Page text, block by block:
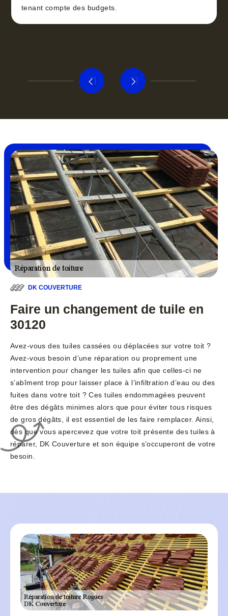
tenant compte des budgets.
DK COUVERTURE
Faire un changement de tuile en
30120
Avez-vous des tuiles cassées ou déplacées sur votre toit ?
Avez-vous besoin d’une réparation ou proprement une
intervention pour changer les tuiles afin que celles-ci ne
s’abîment trop pour laisser place à l’infiltration d’eau ou des
fuites dans votre toit ? Ces tuiles endommagées peuvent
être des dégâts minimes alors que pour éviter tous risques
de gros dégâts, il est essentiel de les faire remplacer. Ainsi,
dès que vous apercevez que votre toit présente des tuiles à
réparer, DK Couverture et son équipe s’occuperont de votre
besoin.